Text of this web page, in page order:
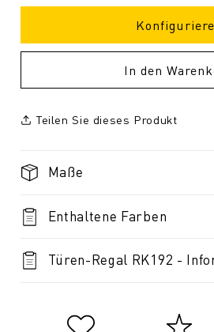
In den
Teilen Sie dieses Produkt
Maße
Enthaltene Farben
Türen-Regal RK192 -